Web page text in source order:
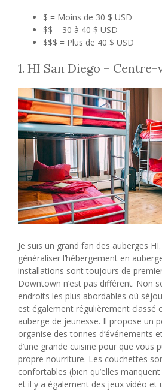
$ = Moins de 30 $ USD
$$ = 30 à 40 $ USD
$$$ = Plus de 40 $ USD
1. HI San Diego –
Je suis un grand fan des auberges
généraliser l’hébergement en
installations sont toujours de
Downtown n’est pas différent. Non
endroits les plus abordables où
est également régulièrement classé
auberge de jeunesse. Il propose un
organise des tonnes d’événements
d’une grande cuisine pour que vous
propre nourriture. Les couchettes
confortables (bien qu’elles
et il y a également des jeux vidéo et